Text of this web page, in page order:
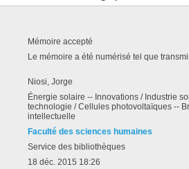
Mémoire accepté
Le mémoire a été numérisé tel que
Niosi, Jorge
Énergie solaire -- Innovations / Industrie
technologie / Cellules photovoltaïques --
intellectuelle
Faculté des sciences humaines
Service des bibliothèques
18 déc. 2015 18:26